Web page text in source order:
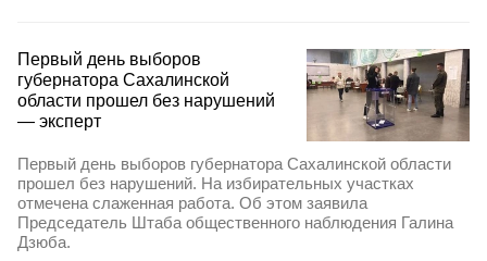
Первый день выборов
губернатора Сахалинской
области прошел без нарушений
— эксперт
Первый день выборов губернатора Сахалинской области
прошел без нарушений. На избирательных участках
отмечена слаженная работа. Об этом заявила
Председатель Штаба общественного наблюдения Галина
Дзюба.